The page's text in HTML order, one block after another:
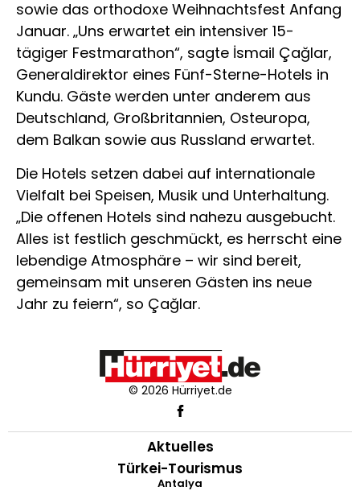
sowie das orthodoxe Weihnachtsfest Anfang
Januar. „Uns erwartet ein intensiver 15-
tägiger Festmarathon“, sagte İsmail Çağlar,
Generaldirektor eines Fünf-Sterne-Hotels in
Kundu. Gäste werden unter anderem aus
Deutschland, Großbritannien, Osteuropa,
dem Balkan sowie aus Russland erwartet.
Die Hotels setzen dabei auf internationale
Vielfalt bei Speisen, Musik und Unterhaltung.
„Die offenen Hotels sind nahezu ausgebucht.
Alles ist festlich geschmückt, es herrscht eine
lebendige Atmosphäre – wir sind bereit,
gemeinsam mit unseren Gästen ins neue
Jahr zu feiern“, so Çağlar.
© 2026 Hürriyet.de
Aktuelles
Türkei-Tourismus
Antalya